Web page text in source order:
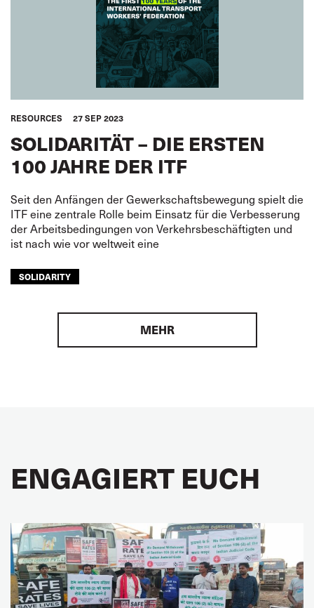
RESOURCES 27 SEP 2023
SOLIDARITÄT – DIE ERSTEN
100 JAHRE DER ITF
Seit den Anfängen der Gewerkschaftsbewegung spielt die
ITF eine zentrale Rolle beim Einsatz für die Verbesserung
der Arbeitsbedingungen von Verkehrsbeschäftigten und
ist nach wie vor weltweit eine
SOLIDARITY
MEHR
ENGAGIERT EUCH